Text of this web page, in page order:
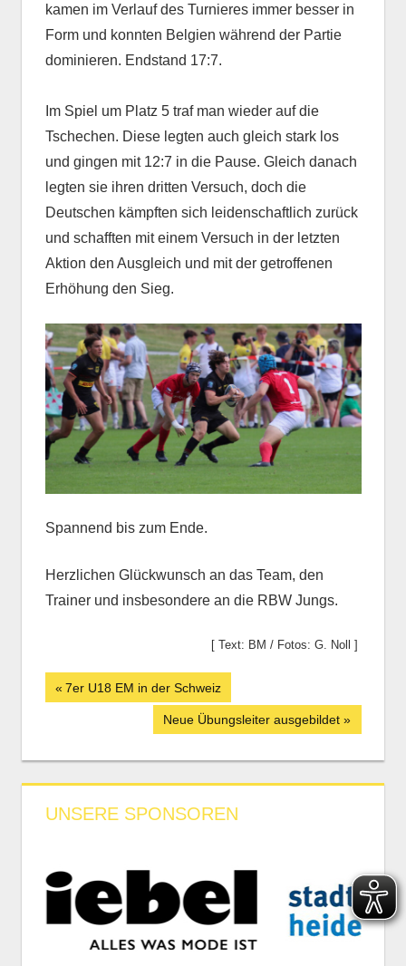
kamen im Verlauf des Turnieres immer besser in
Form und konnten Belgien während der Partie
dominieren. Endstand 17:7.
Im Spiel um Platz 5 traf man wieder auf die
Tschechen. Diese legten auch gleich stark los
und gingen mit 12:7 in die Pause. Gleich danach
legten sie ihren dritten Versuch, doch die
Deutschen kämpften sich leidenschaftlich zurück
und schafften mit einem Versuch in der letzten
Aktion den Ausgleich und mit der getroffenen
Erhöhung den Sieg.
Spannend bis zum Ende.
Herzlichen Glückwunsch an das Team, den
Trainer und insbesondere an die RBW Jungs.
[ Text: BM / Fotos: G. Noll ]
Beitrags-
Navigation
Vorheriger
7er U18 EM in der Schweiz
Nächster
Neue Übungsleiter ausgebildet
UNSERE SPONSOREN